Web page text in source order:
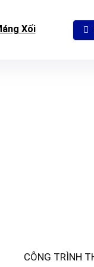
Xối
CÔNG TRÌNH